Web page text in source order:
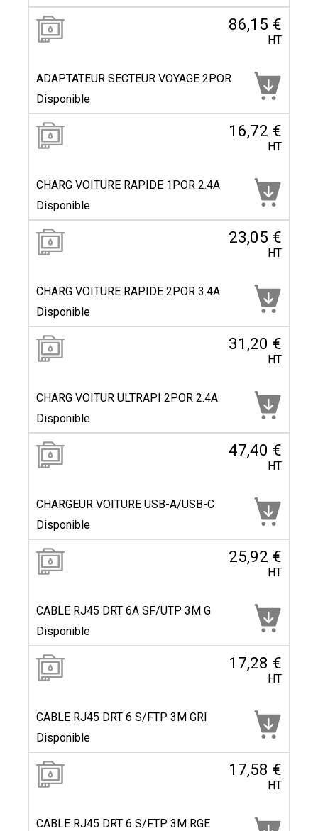
86,15 €
HT
ADAPTATEUR SECTEUR VOYAGE 2POR
Disponible
16,72 €
HT
CHARG VOITURE RAPIDE 1POR 2.4A
Disponible
23,05 €
HT
CHARG VOITURE RAPIDE 2POR 3.4A
Disponible
31,20 €
HT
CHARG VOITUR ULTRAPI 2POR 2.4A
Disponible
47,40 €
HT
CHARGEUR VOITURE USB-A/USB-C
Disponible
25,92 €
HT
CABLE RJ45 DRT 6A SF/UTP 3M G
Disponible
17,28 €
HT
CABLE RJ45 DRT 6 S/FTP 3M GRI
Disponible
17,58 €
HT
CABLE RJ45 DRT 6 S/FTP 3M RGE